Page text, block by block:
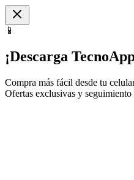
📱
¡Descarga
Compra más fácil desde tu
Ofertas exclusivas y seguimiento